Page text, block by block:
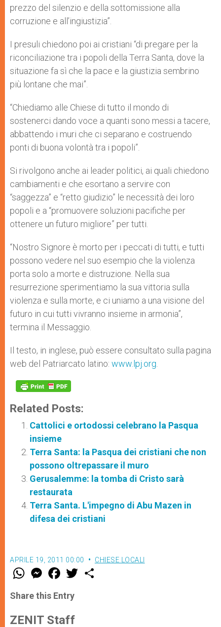
prezzo del silenzio e della sottomissione alla
corruzione e all’ingiustizia”.
I presuli chiedono poi ai cristiani “di pregare per la
riconciliazione tra i popoli della Terra Santa, dove la
situazione fa sì che la pace e la giustizia sembrino
più lontane che mai”.
“Chiediamo alle Chiese di tutto il mondo di
sostenerci dando voce a quanti sono messi a tacere,
abbattendo i muri che ci separano e costruendo
ponti di buona volontà tra i popoli”.
Si rivolgono anche ai leader politici, ai quali chiedono
cambiamenti e che esortano a servire con
“saggezza” e “retto giudizio” le necessità dei loro
popoli e a “promuovere soluzioni pacifiche per
ottenere un futuro migliore” per tutti.
“Nostro Signore è morto per i peccati di tutti, e tutti
possono vedere nel suo esempio che la violenza
porta solo a morte e distruzione. Nella sua
resurrezione sperimentiamo la sua vittoria sulla
violenza e sulla morte, e ci uniamo a una visione del
futuro in cui tutti vivranno insieme in armonia”,
termina il Messaggio.
Il testo, in inglese, può essere consultato sulla pagina
web del Patriarcato latino: www.lpj.org
Related Posts:
Cattolici e ortodossi celebrano la Pasqua
insieme
Terra Santa: la Pasqua dei cristiani che non
possono oltrepassare il muro
Gerusalemme: la tomba di Cristo sarà
restaurata
Terra Santa. L'impegno di Abu Mazen in
difesa dei cristiani
APRILE 19, 2011 00:00 CHIESE LOCALI
W
t
s
p
p
M
e
s
e
g
e
F
a
e
b
o
k
w
Share this Entry
ZENIT Staff